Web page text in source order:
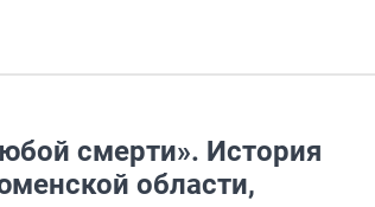
смерти». История
области,